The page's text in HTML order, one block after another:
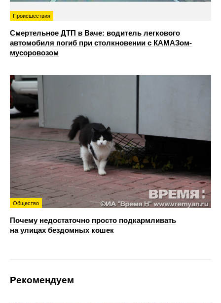
Происшествия
Смертельное ДТП в Ваче: водитель легкового
автомобиля погиб при столкновении с КАМАЗом-
мусоровозом
Общество
Почему недостаточно просто подкармливать
на улицах бездомных кошек
Рекомендуем